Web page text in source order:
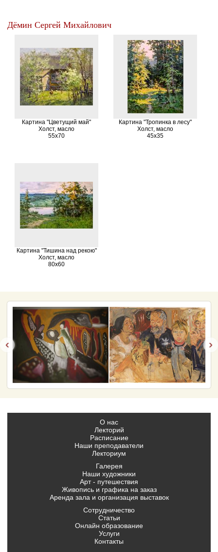
Дёмин Сергей Михайлович
Картина "Цветущий май"
Холст, масло
55х70
Картина "Тропинка в лесу"
Холст, масло
45х35
Картина "Тишина над рекою"
Холст, масло
80х60
‹ ›
О нас
Лекторий
Расписание
Наши преподаватели
Лекториум
Галерея
Наши художники
Арт - путешествия
Живопись и графика на заказ
Аренда зала и организация выставок
Сотрудничество
Статьи
Онлайн образование
Услуги
Контакты